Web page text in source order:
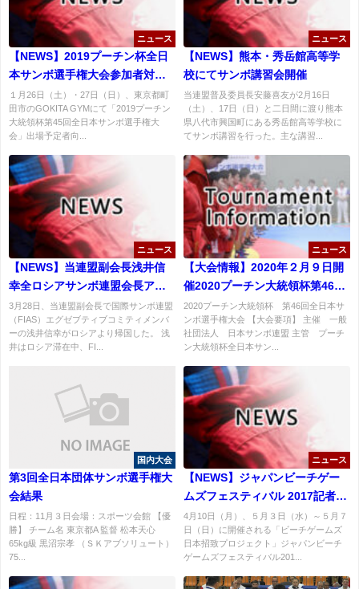
ニュース
【NEWS】2019プーチン杯全日
本サンボ選手権大会参加者対象
練習会報告
１月26日（土）・27日（日）、東京都町
田市のGOKITA GYMにて「2019プーチン
大統領杯第45回全日本サンボ選手権大
会」出場予定者向...
ニュース
【NEWS】熊本・秀岳館高等学
校にてサンボ講習会開催
当連盟普及委員長安藤喜友が2月16日
（土）、17日（日）と二日間に渡り熊本
県八代市興国町にある秀岳館高等学校に
てサンボ講習を行った。主な講習...
ニュース
【NEWS】当連盟副会長浅井信
幸全ロシアサンボ連盟会長アド
バイザー・サンボ70ゼネラルデ
レクター顧問就任
3月28日、当連盟副会長で国際サンボ連盟
（FIAS）エグゼブティブコミティメンバ
ーの浅井信幸がロシアより帰国した。 浅
井はロシア滞在中、FI...
ニュース
【大会情報】2020年２月９日開
催2020プーチン大統領杯第46回
全日本サンボ選手権大会大会要
項
2020プーチン大統領杯 第46回全日本サ
ンボ選手権大会 【大会要項】 主催 一般
社団法人 日本サンボ連盟 主管 プーチ
ン大統領杯全日本サン...
国内大会
第3回全日本団体サンボ選手権大
会結果
日程：11月３日会場：スポーツ会館 【優
勝】 チーム名 東京都A 監督 松本天心
65kg級 黒沼宗孝 （ＳＫアブソリュート）
75...
ニュース
【NEWS】ジャパンビーチゲー
ムズフェスティバル 2017記者発
表会
4月10日（月）、５月３日（水）～５月７
日（日）に開催される「ビーチゲームズ
日本招致プロジェクト」ジャパンビーチ
ゲームズフェスティバル201...